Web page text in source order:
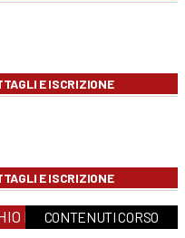
E ISCRIZIONE
E ISCRIZIONE
MEDIOCONTENUTI CORSO